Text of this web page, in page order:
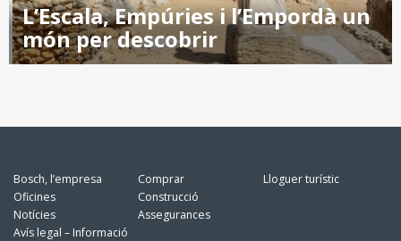
L’Escala, Empúries i l’Empordà un
món per descobrir
Bosch, l’empresa
Oficines
Notícies
Avís legal – Informació
Comprar
Construcció
Assegurances
Lloguer turístic